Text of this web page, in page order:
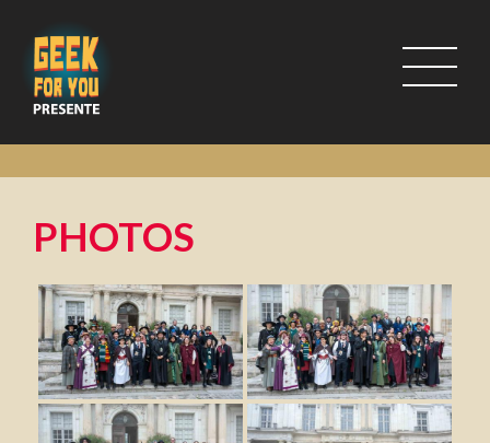
PHOTOS